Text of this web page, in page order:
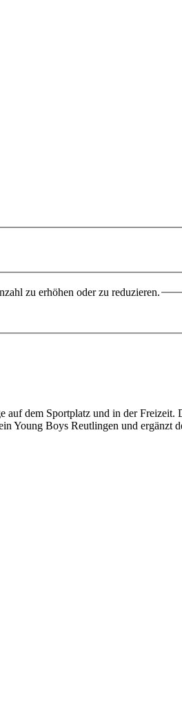
zu erhöhen oder zu reduzieren.
dem Sportplatz und in der
Young Boys Reutlingen und